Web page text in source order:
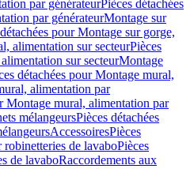
par générateurPièces détachées
par générateurMontage sur
pour Montage sur gorge,
alimentation sur secteurPièces
sur secteurMontage
détachées pour Montage mural,
alimentation par
Montage mural, alimentation par
mélangeursPièces détachées
AccessoiresPièces
robinetteries de lavaboPièces
de lavaboRaccordements aux